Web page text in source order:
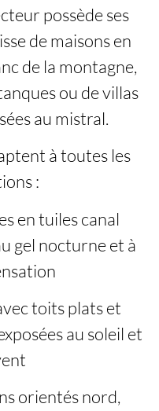
possède ses
de maisons en
de la montagne,
ou de villas
au mistral.
à toutes les
:
en tuiles canal
gel nocturne et à
toits plats et
au soleil et
orientés nord,